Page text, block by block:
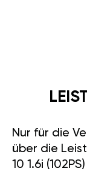
Nur für die
über die
10 1.6i